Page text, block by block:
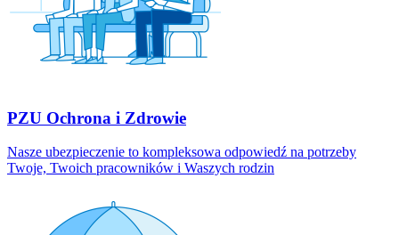
PZU Ochrona i Zdrowie
Nasze ubezpieczenie to kompleksowa odpowiedź na potrzeby
Twoje, Twoich pracowników i Waszych rodzin